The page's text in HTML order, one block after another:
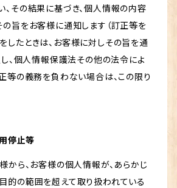
、その結果に基づき、個人情報の内容
の旨をお客様に通知します（訂正等を
したときは、お客様に対しその旨を通
し、個人情報保護法その他の法令によ
等の義務を負わない場合は、この限り
停止等
から、お客様の個人情報が、あらかじ
的の範囲を超えて取り扱われている